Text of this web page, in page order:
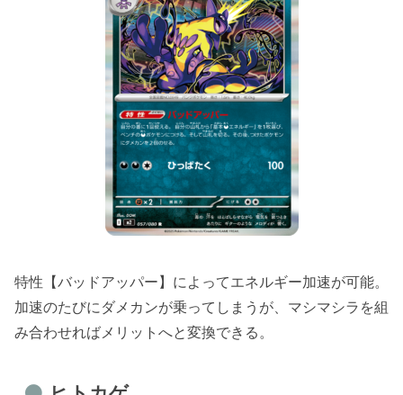
特性【バッドアッパー】によってエネルギー加速が可能。
加速のたびにダメカンが乗ってしまうが、マシマシラを組
み合わせればメリットへと変換できる。